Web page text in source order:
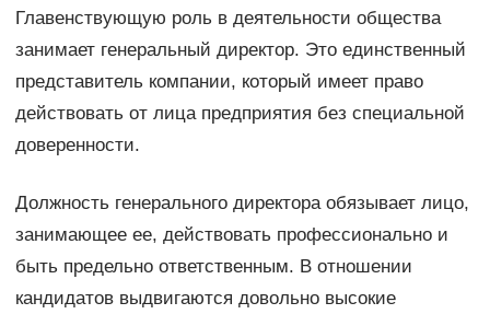
Главенствующую роль в деятельности общества
занимает генеральный директор. Это единственный
представитель компании, который имеет право
действовать от лица предприятия без специальной
доверенности.
Должность генерального директора обязывает лицо,
занимающее ее, действовать профессионально и
быть предельно ответственным. В отношении
кандидатов выдвигаются довольно высокие